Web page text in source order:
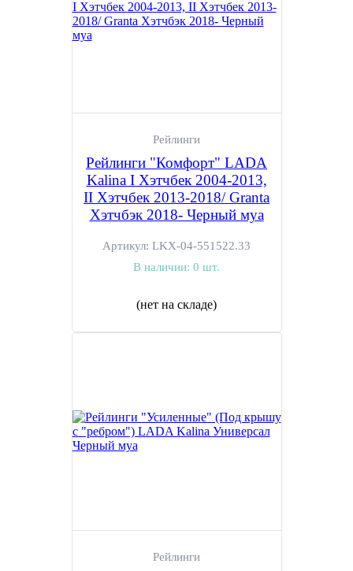
Рейлинги
Рейлинги "Комфорт" LADA
Kalina I Хэтчбек 2004-2013,
II Хэтчбек 2013-2018/ Granta
Хэтчбэк 2018- Черный муа
Артикул: LKX-04-551522.33
В наличии: 0 шт.
(нет на складе)
Рейлинги